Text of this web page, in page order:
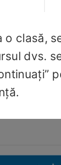
o clasă,
dvs.